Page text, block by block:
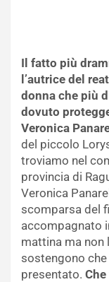
Il fatto più
l’autrice del
donna che più
dovuto
Veronica
del piccolo
troviamo nel
provincia di
Veronica
scomparsa del
accompagnato
mattina ma non
sostengono
presentato.